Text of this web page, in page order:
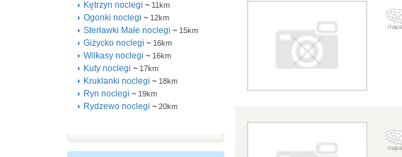
Kętrzyn noclegi ~ 11km
Ogonki noclegi ~ 12km
Sterławki Małe noclegi ~ 15km
Giżycko noclegi ~ 16km
Wilkasy noclegi ~ 16km
Kuty noclegi ~ 17km
Kruklanki noclegi ~ 18km
Ryn noclegi ~ 19km
Rydzewo noclegi ~ 20km